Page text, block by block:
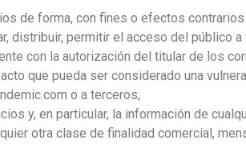
de forma, con fines o efectos
distribuir, permitir el acceso del público
con la autorización del titular de los
que pueda ser considerado una
o a terceros;
y, en particular, la información de
otra clase de finalidad comercial,